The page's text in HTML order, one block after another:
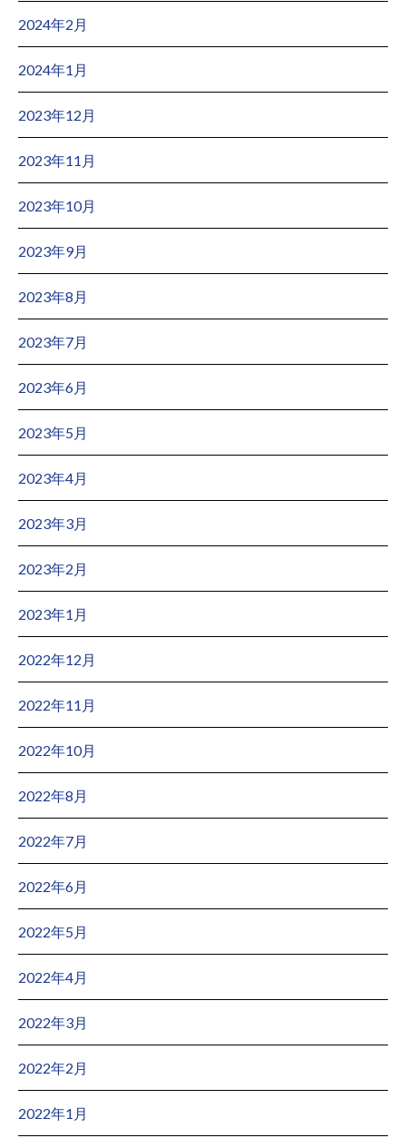
2024年2月
2024年1月
2023年12月
2023年11月
2023年10月
2023年9月
2023年8月
2023年7月
2023年6月
2023年5月
2023年4月
2023年3月
2023年2月
2023年1月
2022年12月
2022年11月
2022年10月
2022年8月
2022年7月
2022年6月
2022年5月
2022年4月
2022年3月
2022年2月
2022年1月